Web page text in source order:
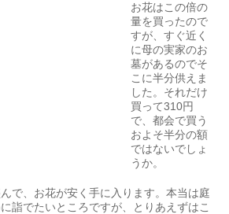
お花はこの倍の
量を買ったので
すが、すぐ近く
に母の実家のお
墓があるのでそ
こに半分供えま
した。それだけ
買って310円
で、都会で買う
およそ半分の額
ではないでしょ
うか。
で、お花が安く手に入ります。本当は庭
詣でたいところですが、とりあえずはこ